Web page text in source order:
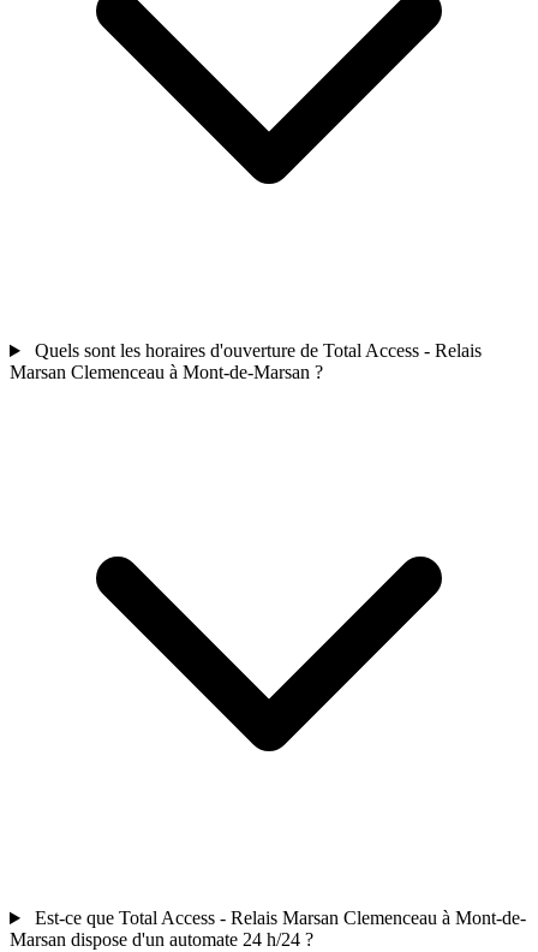
Quels sont les horaires d'ouverture de Total Access - Relais
Marsan Clemenceau à Mont-de-Marsan ?
Est-ce que Total Access - Relais Marsan Clemenceau à Mont-de-
Marsan dispose d'un automate 24 h/24 ?